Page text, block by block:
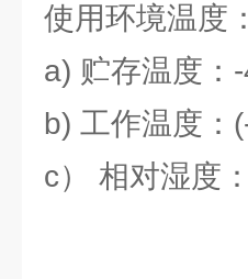
使用环境温度
a) 贮存温度
b) 工作温度
c） 相对湿度